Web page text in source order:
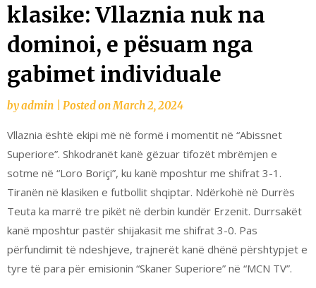
klasike: Vllaznia nuk na
dominoi, e pësuam nga
gabimet individuale
byadmin Posted onMarch 2, 2024
Vllaznia është ekipi më në formë i momentit në “Abissnet
Superiore”. Shkodranët kanë gëzuar tifozët mbrëmjen e
sotme në “Loro Boriçi”, ku kanë mposhtur me shifrat 3-1.
Tiranën në klasiken e futbollit shqiptar. Ndërkohë në Durrës
Teuta ka marrë tre pikët në derbin kundër Erzenit. Durrsakët
kanë mposhtur pastër shijakasit me shifrat 3-0. Pas
përfundimit të ndeshjeve, trajnerët kanë dhënë përshtypjet e
tyre të para për emisionin “Skaner Superiore” në “MCN TV”.